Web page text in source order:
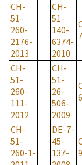
CH-
51-
260-
2176-
2013
CH-
51-
140-
6374-
2010
7
CH-
51-
260-
111-
2012
CH-
51-
26-
506-
2009
6
CH-
51-
260-1-
DE-7-
45-
137-
9